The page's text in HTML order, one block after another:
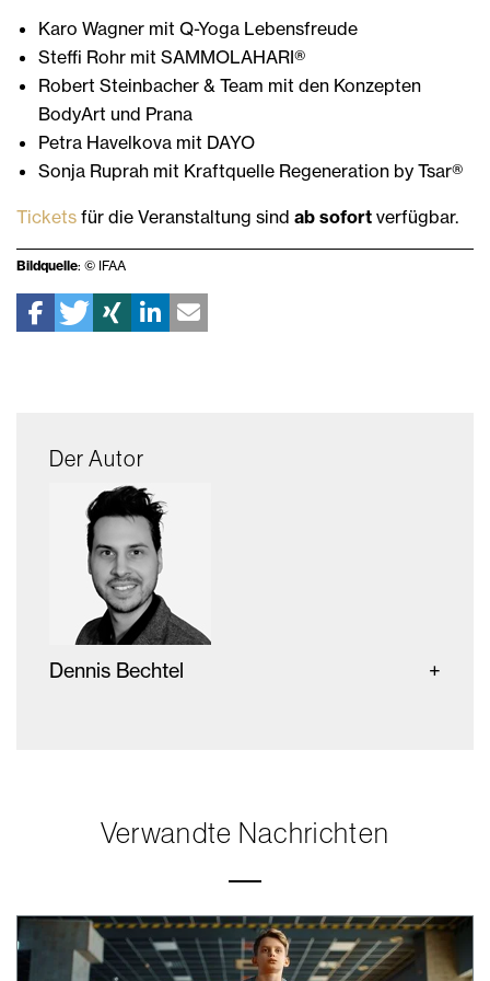
Karo Wagner mit Q-Yoga Lebensfreude
Steffi Rohr mit SAMMOLAHARI®
Robert Steinbacher & Team mit den Konzepten
BodyArt und Prana
Petra Havelkova mit DAYO
Sonja Ruprah mit Kraftquelle Regeneration by Tsar®
Tickets für die Veranstaltung sind ab sofort verfügbar.
Bildquelle: © IFAA
Der Autor
Dennis Bechtel
Verwandte Nachrichten